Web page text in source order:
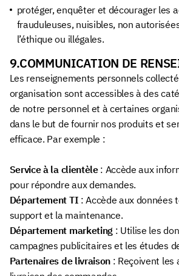
protéger, enquêter et décourager les
frauduleuses, nuisibles, non
l’éthique ou illégales.
9.COMMUNICATION DE
Les renseignements personnels
organisation sont accessibles à des
de notre personnel et à certaines
dans le but de fournir nos produits et
efficace. Par exemple :
Service à la clientèle: Accède aux
pour répondre aux demandes.
Département TI : Accède aux données
support et la maintenance.
Département marketing: Utilise les
campagnes publicitaires et les études
Partenaires de livraison : Reçoivent les